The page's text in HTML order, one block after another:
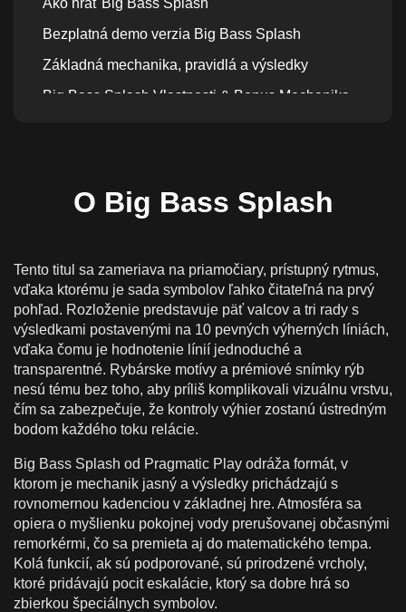
Ako hrať Big Bass Splash
Bezplatná demo verzia Big Bass Splash
Základná mechanika, pravidlá a výsledky
Big Bass Splash Vlastnosti & Bonus Mechanika
Hranie Big Bass Splash Online Za Skutočné
Mobilná verzia Big Bass Splash
O Big Bass Splash
Tento titul sa zameriava na priamočiary, prístupný rytmus,
vďaka ktorému je sada symbolov ľahko čitateľná na prvý
pohľad. Rozloženie predstavuje päť valcov a tri rady s
výsledkami postavenými na 10 pevných výherných líniách,
vďaka čomu je hodnotenie línií jednoduché a
transparentné. Rybárske motívy a prémiové snímky rýb
nesú tému bez toho, aby príliš komplikovali vizuálnu vrstvu,
čím sa zabezpečuje, že kontroly výhier zostanú ústredným
bodom každého toku relácie.
Big Bass Splash od Pragmatic Play odráža formát, v
ktorom je mechanik jasný a výsledky prichádzajú s
rovnomernou kadenciou v základnej hre. Atmosféra sa
opiera o myšlienku pokojnej vody prerušovanej občasnými
remorkérmi, čo sa premieta aj do matematického tempa.
Kolá funkcií, ak sú podporované, sú prirodzené vrcholy,
ktoré pridávajú pocit eskalácie, ktorý sa dobre hrá so
zbierkou špeciálnych symbolov.